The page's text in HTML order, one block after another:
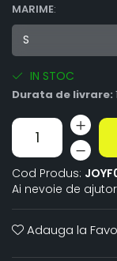
MARIME:
IN STOC
Durata de livrare: 1
Cod Produs:
Ai nevoie de
Adauga la